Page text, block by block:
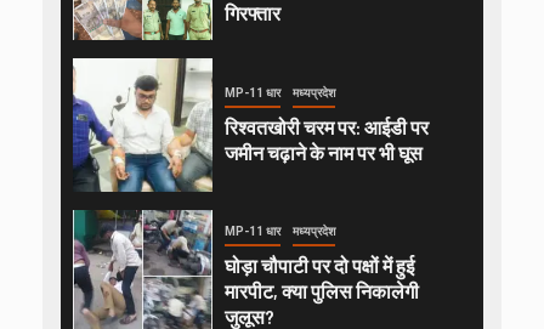
गिरफ्तार
MP-11 धार मध्यप्रदेश
रिश्वतखोरी चरम पर: आईडी पर
जमीन चढ़ाने के नाम पर भी घूस
MP-11 धार मध्यप्रदेश
घोड़ा चौपाटी पर दो पक्षों में हुई
मारपीट, क्या पुलिस निकालेगी
जुलूस?